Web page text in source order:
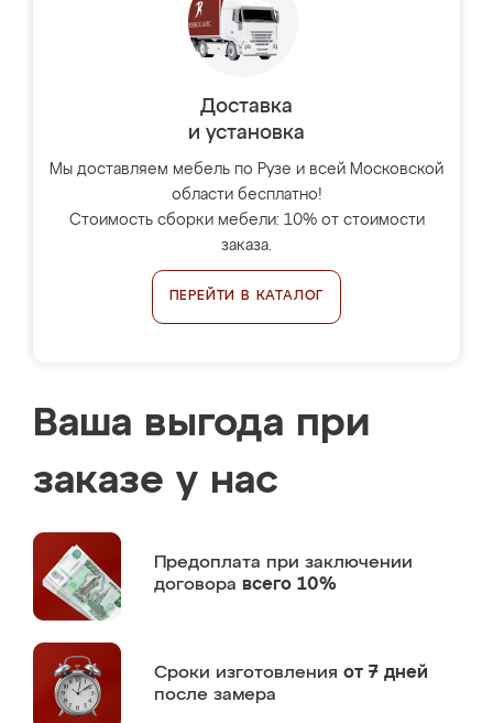
Доставка
и установка
Мы доставляем мебель по Рузе и всей Московской
области бесплатно!
Стоимость сборки мебели: 10% от стоимости
заказа.
ПЕРЕЙТИ В КАТАЛОГ
Ваша выгода при
заказе у нас
Предоплата при заключении
договора всего 10%
Сроки изготовления от 7 дней
после замера